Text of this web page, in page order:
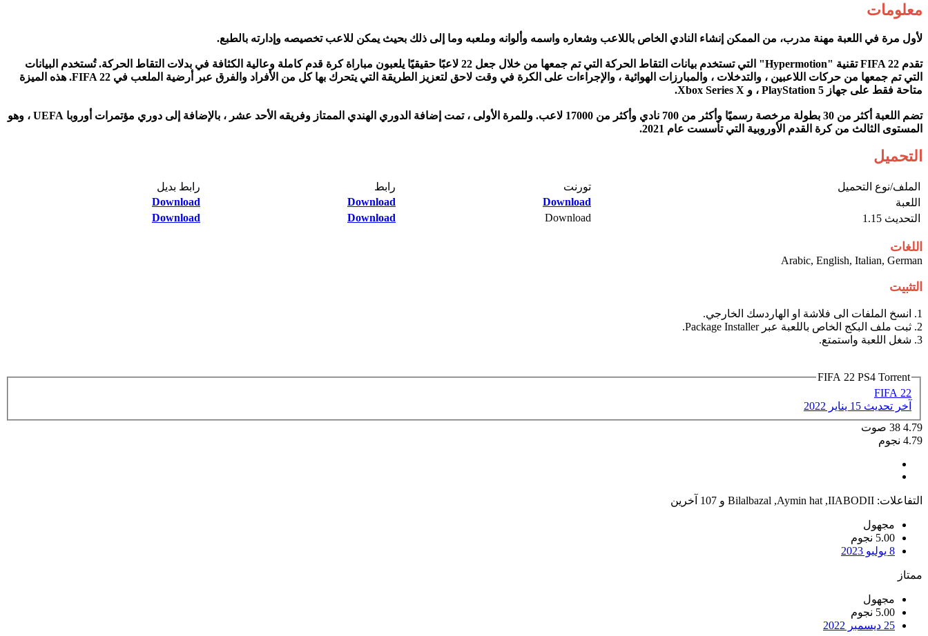
معلومات
لأول مرة في اللعبة مهنة مدرب، من الممكن إنشاء النادي الخاص باللاعب وشعاره واسمه وألوانه وملعبه وما إلى ذلك بحيث يمكن للاعب تخصيصه وإدارته بالطبع.
تقدم FIFA 22 تقنية "Hypermotion" التي تستخدم بيانات التقاط الحركة التي تم جمعها من خلال جعل 22 لاعبًا حقيقيًا يلعبون مباراة كرة قدم كاملة وعالية الكثافة في بدلات التقاط الحركة. تُستخدم البيانات
التي تم جمعها من حركات اللاعبين ، والتدخلات ، والمبارزات الهوائية ، والإجراءات على الكرة في وقت لاحق لتعزيز الطريقة التي يتحرك بها كل من الأفراد والفرق عبر أرضية الملعب في FIFA 22. هذه الميزة
متاحة فقط على جهاز PlayStation 5 ، و Xbox Series X.
تضم اللعبة أكثر من 30 بطولة مرخصة رسميًا وأكثر من 700 نادي وأكثر من 17000 لاعب. وللمرة الأولى ، تمت إضافة الدوري الهندي الممتاز وفريقه الأحد عشر ، بالإضافة إلى دوري مؤتمرات أوروبا UEFA ، وهو
المستوى الثالث من كرة القدم الأوروبية التي تأسست عام 2021.
التحميل
الملف/نوع التحميل​ تورنت​ رابط​
رابط بديل​
اللعبة​
Download
Download
Download
التحديث 1.15
Download
Download
Download
اللغات
Arabic, English, Italian, German
التثبيت
1. انسخ الملفات الى فلاشة او الهاردسك الخارجي.
2. ثبت ملف البكج الخاص باللعبة عبر Package Installer.
3. شغل اللعبة واستمتع.
FIFA 22 PS4 Torrent
FIFA 22
آخر تحديث 15 يناير 2022
4.79
38 صوت
4.79 نجوم
التفاعلات: IIABODII
,
Aymin hat
,
Bilalbazal و 107 آخرين
مجهول
5.00 نجوم
8 يوليو 2023
ممتاز
مجهول
5.00 نجوم
25 ديسمبر 2022